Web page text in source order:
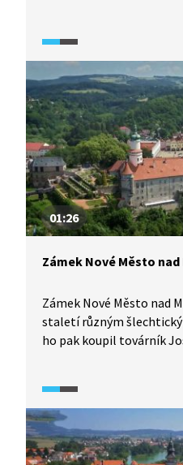
slozích. Před více než 80
Dohalských zámek
rodu zůstal jen zahradní
slouží jako domov
zámku nezbylo nic.
kulturní památkou ČR.
01:26
Zámek Nové Město
Zámek Nové Město nad
staletí různým
ho pak koupil továrník
opraven a zpřístupněn